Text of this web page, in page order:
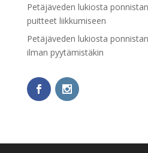
Petäjäveden lukiosta
puitteet liikkumiseen
Petäjäveden lukiosta
ilman pyytämistäkin